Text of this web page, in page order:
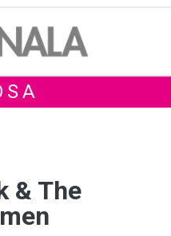
& The